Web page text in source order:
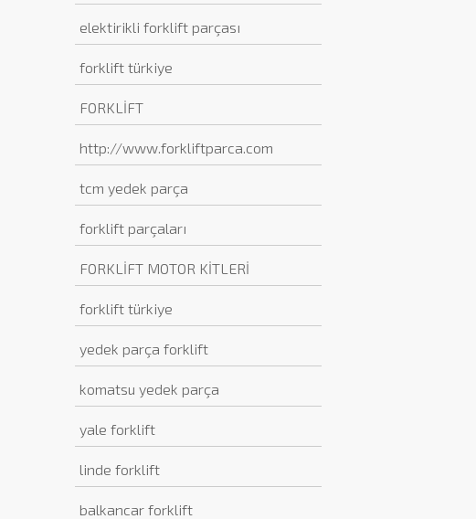
elektirikli forklift parçası
forklift türkiye
FORKLİFT
http://www.forkliftparca.com
tcm yedek parça
forklift parçaları
FORKLİFT MOTOR KİTLERİ
forklift türkiye
yedek parça forklift
komatsu yedek parça
yale forklift
linde forklift
balkancar forklift